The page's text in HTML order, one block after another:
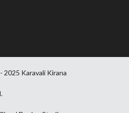
Karavali Kirana